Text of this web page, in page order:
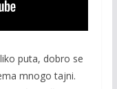
puta, dobro se
mnogo tajni.